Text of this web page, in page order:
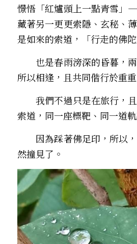
憬悟「紅爐頭上一點青雪」
藏著另一更更索隱、玄秘、
是如來的索道，「行走的佛
也是春雨滂深的昏暮，兩
所以相逢，且共同偕行於重
我們不過只是在旅行，且
索道，同一座標靶、同一道
因為踩著佛足印，所以，
然撞見了。